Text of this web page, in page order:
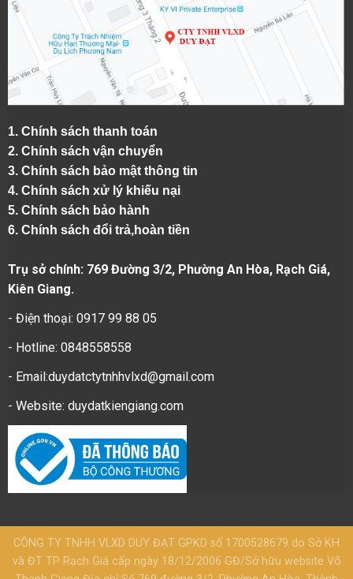
1. Chính sách thanh toán
2. Chính sách vận chuyển
3. Chính sách bảo mật thông tin
4. Chính sách xử lý khiếu nại
5. Chính sách bảo hành
6. Chính sách đổi trả,hoàn tiền
Trụ sở chính: 769 Đường 3/2, Phường An Hòa, Rạch Giá,
Kiên Giang.
- Điện thoại: 0917 99 88 05
- Hotline: 0848558558
- Email:duydatctytnhhvlxd@gmail.com
- Website: duydatkiengiang.com
CÔNG TY TNHH VLXD DUY ĐẠT GPKD số 1700528679 do Sở KH
và ĐT TP Rạch Giá cấp ngày 18/12/2006 GĐ/Sở hữu website Võ